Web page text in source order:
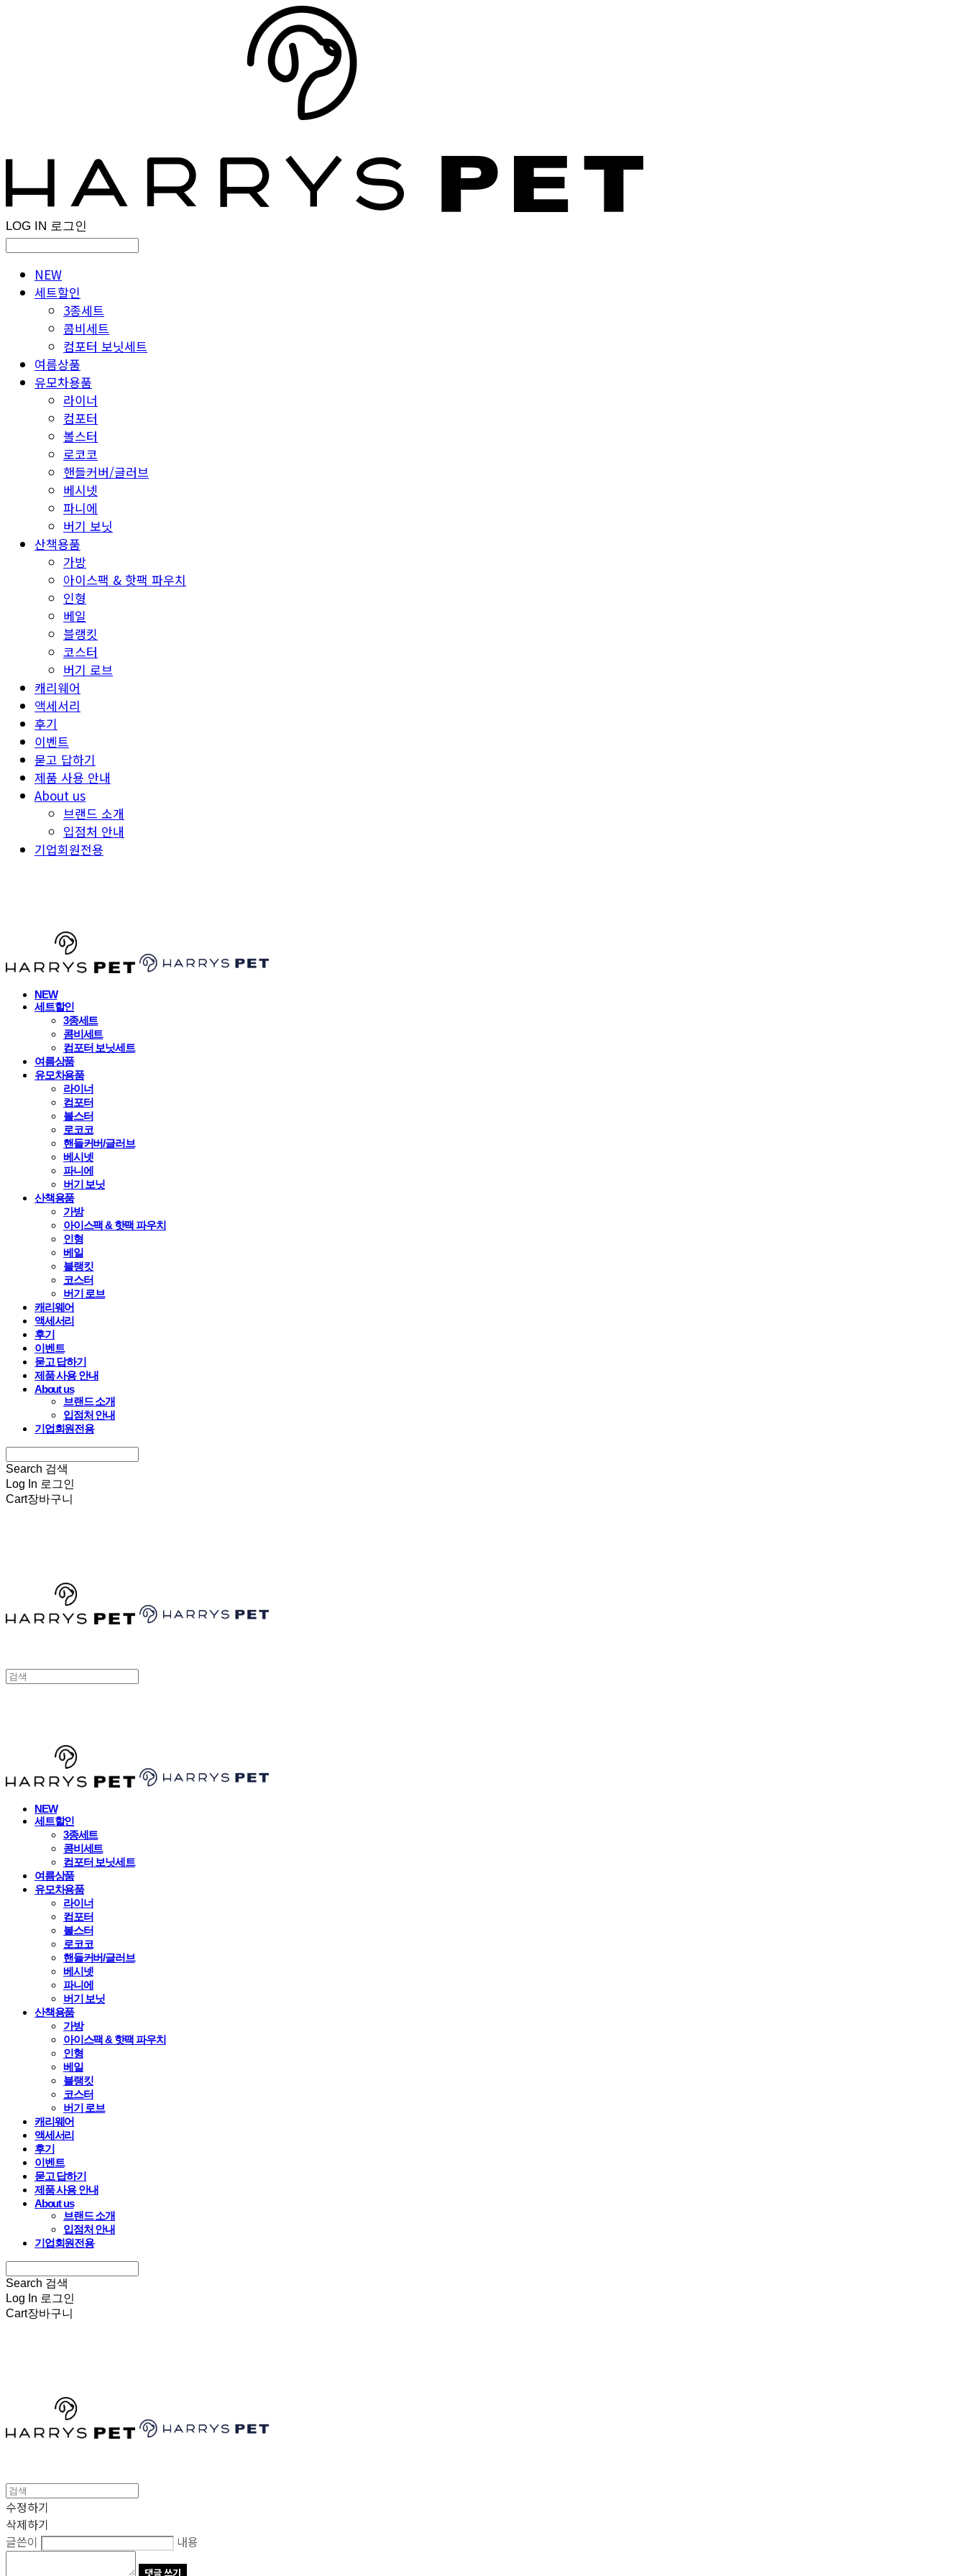
LOG IN 로그인
NEW
세트할인
3종세트
콤비세트
컴포터 보닛세트
여름상품
유모차용품
라이너
컴포터
볼스터
로코코
핸들커버/글러브
베시넷
파니에
버기 보닛
산책용품
가방
아이스팩 & 핫팩 파우치
인형
베일
블랭킷
코스터
버기 로브
캐리웨어
액세서리
후기
이벤트
묻고 답하기
제품 사용 안내
About us
브랜드 소개
입점처 안내
기업회원전용
NEW
세트할인
3종세트
콤비세트
컴포터 보닛세트
여름상품
유모차용품
라이너
컴포터
볼스터
로코코
핸들커버/글러브
베시넷
파니에
버기 보닛
산책용품
가방
아이스팩 & 핫팩 파우치
인형
베일
블랭킷
코스터
버기 로브
캐리웨어
액세서리
후기
이벤트
묻고 답하기
제품 사용 안내
About us
브랜드 소개
입점처 안내
기업회원전용
Search 검색
Log In 로그인
Cart장바구니
NEW
세트할인
3종세트
콤비세트
컴포터 보닛세트
여름상품
유모차용품
라이너
컴포터
볼스터
로코코
핸들커버/글러브
베시넷
파니에
버기 보닛
산책용품
가방
아이스팩 & 핫팩 파우치
인형
베일
블랭킷
코스터
버기 로브
캐리웨어
액세서리
후기
이벤트
묻고 답하기
제품 사용 안내
About us
브랜드 소개
입점처 안내
기업회원전용
Search 검색
Log In 로그인
Cart장바구니
수정하기
삭제하기
글쓴이
내용
댓글 쓰기